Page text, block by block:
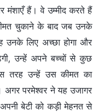
मंशाएँ हैं। वे उम्मीद करते हैं
चुकाने के बाद जब उनके
लिए अच्छा होगा और
उन्हें अपने बच्चों से कुछ
तरह उन्हें उस कीमत का
अगर परमेश्वर ने यह उजागर
अपनी बेटी को कड़ी मेहनत से